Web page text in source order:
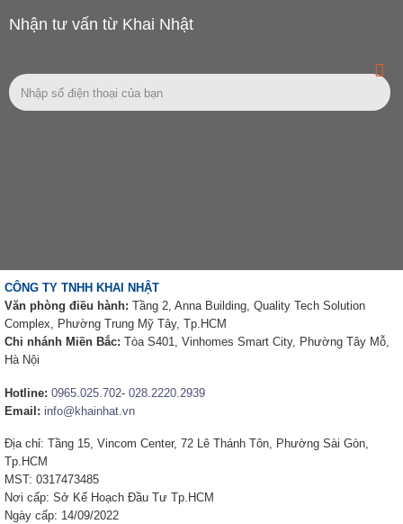
Nhận tư vấn từ Khai Nhật
CÔNG TY TNHH KHAI NHẬT
Văn phòng điều hành: Tầng 2, Anna Building, Quality Tech Solution
Complex, Phường Trung Mỹ Tây, Tp.HCM
Chi nhánh Miền Bắc: Tòa S401, Vinhomes Smart City, Phường Tây Mỗ,
Hà Nội
Hotline: 0965.025.702- 028.2220.2939
Email: info@khainhat.vn
Địa chỉ: Tầng 15, Vincom Center, 72 Lê Thánh Tôn, Phường Sài Gòn,
Tp.HCM
MST: 0317473485
Nơi cấp: Sở Kế Hoạch Đầu Tư Tp.HCM
Ngày cấp: 14/09/2022